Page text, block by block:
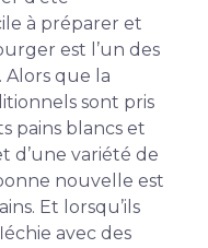
à préparer et
est l’un des
Alors que la
sont pris
pains blancs et
d’une variété de
nouvelle est
Et lorsqu’ils
avec des